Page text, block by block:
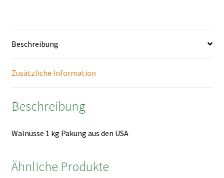
Beschreibung
Zusätzliche Information
Beschreibung
Walnüsse 1 kg Pakung aus den USA
Ähnliche Produkte